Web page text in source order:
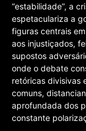
“estabilidade”, a
espetaculariza a
figuras centrais
aos injustiçados,
supostos
onde o debate
retóricas divisivas
comuns,
aprofundada dos
constante